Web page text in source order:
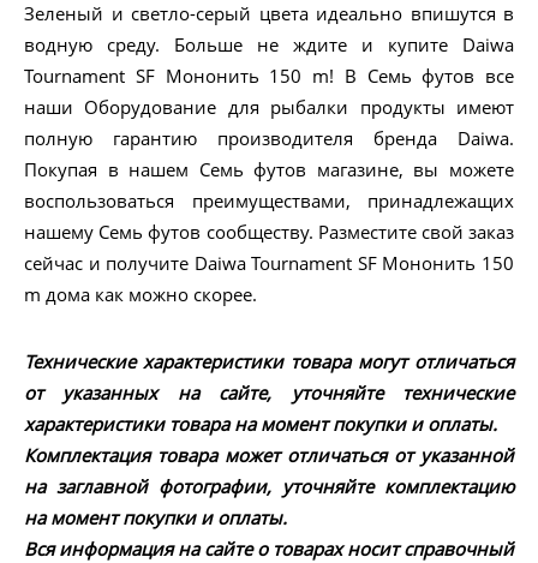
Зеленый и светло-серый цвета идеально впишутся в
водную среду. Больше не ждите и купите Daiwa
Tournament SF Мононить 150 m! В Семь футов все
наши Оборудование для рыбалки продукты имеют
полную гарантию производителя бренда Daiwa.
Покупая в нашем Семь футов магазине, вы можете
воспользоваться преимуществами, принадлежащих
нашему Семь футов сообществу. Разместите свой заказ
сейчас и получите Daiwa Tournament SF Мононить 150
m дома как можно скорее.
Технические характеристики товара могут отличаться
от указанных на сайте, уточняйте технические
характеристики товара на момент покупки и оплаты.
Комплектация товара может отличаться от указанной
на заглавной фотографии, уточняйте комплектацию
на момент покупки и оплаты.
Вся информация на сайте о товарах носит справочный